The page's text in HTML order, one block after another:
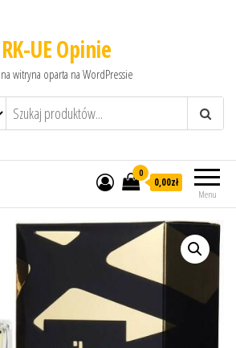
RK-UE Opinie
witryna oparta na WordPressie
Menu
0
0,00zł